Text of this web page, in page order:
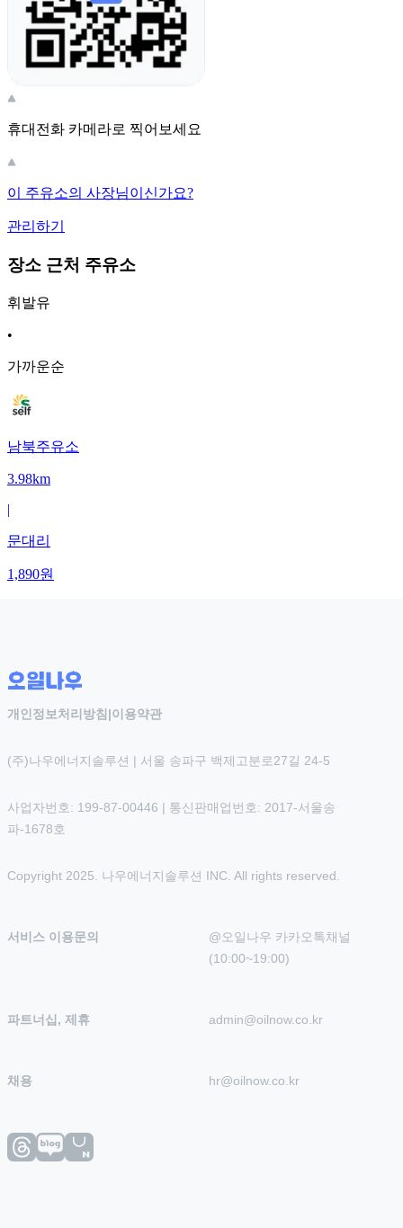
휴대전화 카메라로 찍어보세요
이 주유소의 사장님이신가요?
관리하기
장소 근처 주유소
휘발유
•
가까운순
남북주유소
3.98km
|
문대리
1,890원
개인정보처리방침|이용약관
(주)나우에너지솔루션 | 서울 송파구 백제고분로27길 24-5
사업자번호: 199-87-00446 | 통신판매업번호: 2017-서울송
파-1678호
Copyright 2025. 나우에너지솔루션 INC. All rights reserved.
서비스 이용문의
@오일나우 카카오톡채널
(10:00~19:00)
파트너십, 제휴 admin@oilnow.co.kr
채용 hr@oilnow.co.kr